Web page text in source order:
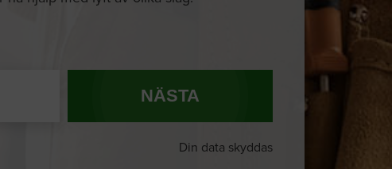
NÄSTA
Din data skyddas